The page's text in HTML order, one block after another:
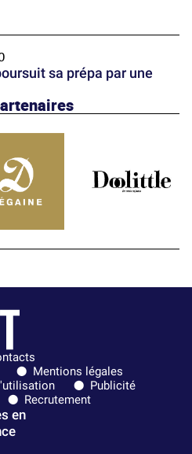
sa prépa par une
Mentions légales
Publicité
Recrutement
en